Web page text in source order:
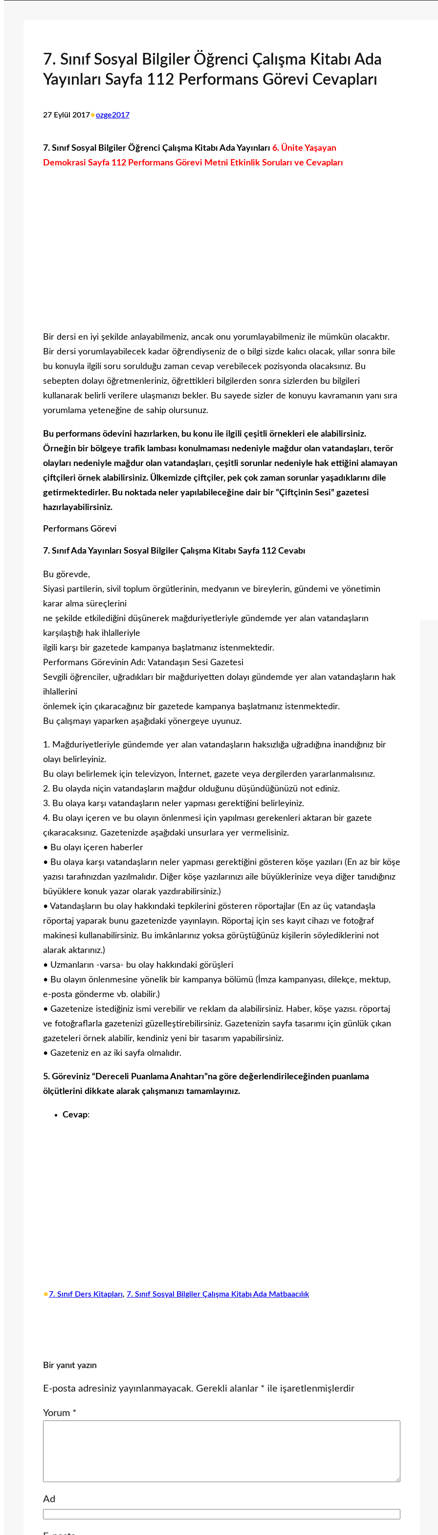
7. Sınıf Sosyal Bilgiler Öğrenci Çalışma Kitabı Ada
Yayınları Sayfa 112 Performans Görevi Cevapları
27 Eylül 2017•ozge2017
7. Sınıf Sosyal Bilgiler Öğrenci Çalışma Kitabı Ada Yayınları 6. Ünite Yaşayan
Demokrasi Sayfa 112 Performans Görevi Metni Etkinlik Soruları ve Cevapları
Bir dersi en iyi şekilde anlayabilmeniz, ancak onu yorumlayabilmeniz ile mümkün olacaktır.
Bir dersi yorumlayabilecek kadar öğrendiyseniz de o bilgi sizde kalıcı olacak, yıllar sonra bile
bu konuyla ilgili soru sorulduğu zaman cevap verebilecek pozisyonda olacaksınız. Bu
sebepten dolayı öğretmenleriniz, öğrettikleri bilgilerden sonra sizlerden bu bilgileri
kullanarak belirli verilere ulaşmanızı bekler. Bu sayede sizler de konuyu kavramanın yanı sıra
yorumlama yeteneğine de sahip olursunuz.
Bu performans ödevini hazırlarken, bu konu ile ilgili çeşitli örnekleri ele alabilirsiniz.
Örneğin bir bölgeye trafik lambası konulmaması nedeniyle mağdur olan vatandaşları, terör
olayları nedeniyle mağdur olan vatandaşları, çeşitli sorunlar nedeniyle hak ettiğini alamayan
çiftçileri örnek alabilirsiniz. Ülkemizde çiftçiler, pek çok zaman sorunlar yaşadıklarını dile
getirmektedirler. Bu noktada neler yapılabileceğine dair bir ”Çiftçinin Sesi” gazetesi
hazırlayabilirsiniz.
Performans Görevi
7. Sınıf Ada Yayınları Sosyal Bilgiler Çalışma Kitabı Sayfa 112 Cevabı
Bu görevde,
Siyasi partilerin, sivil toplum örgütlerinin, medyanın ve bireylerin, gündemi ve yönetimin
karar alma süreçlerini
ne şekilde etkilediğini düşünerek mağduriyetleriyle gündemde yer alan vatandaşların
karşılaştığı hak ihlalleriyle
ilgili karşı bir gazetede kampanya başlatmanız istenmektedir.
Performans Görevinin Adı: Vatandaşın Sesi Gazetesi
Sevgili öğrenciler, uğradıkları bir mağduriyetten dolayı gündemde yer alan vatandaşların hak
ihlallerini
önlemek için çıkaracağınız bir gazetede kampanya başlatmanız istenmektedir.
Bu çalışmayı yaparken aşağıdaki yönergeye uyunuz.
1. Mağduriyetleriyle gündemde yer alan vatandaşların haksızlığa uğradığına inandığınız bir
olayı belirleyiniz.
Bu olayı belirlemek için televizyon, İnternet, gazete veya dergilerden yararlanmalısınız.
2. Bu olayda niçin vatandaşların mağdur olduğunu düşündüğünüzü not ediniz.
3. Bu olaya karşı vatandaşların neler yapması gerektiğini belirleyiniz.
4. Bu olayı içeren ve bu olayın önlenmesi için yapılması gerekenleri aktaran bir gazete
çıkaracaksınız. Gazetenizde aşağıdaki unsurlara yer vermelisiniz.
• Bu olayı içeren haberler
• Bu olaya karşı vatandaşların neler yapması gerektiğini gösteren köşe yazıları (En az bir köşe
yazısı tarafınızdan yazılmalıdır. Diğer köşe yazılarınızı aile büyüklerinize veya diğer tanıdığınız
büyüklere konuk yazar olarak yazdırabilirsiniz.)
• Vatandaşların bu olay hakkındaki tepkilerini gösteren röportajlar (En az üç vatandaşla
röportaj yaparak bunu gazetenizde yayınlayın. Röportaj için ses kayıt cihazı ve fotoğraf
makinesi kullanabilirsiniz. Bu imkânlarınız yoksa görüştüğünüz kişilerin söylediklerini not
alarak aktarınız.)
• Uzmanların -varsa- bu olay hakkındaki görüşleri
• Bu olayın önlenmesine yönelik bir kampanya bölümü (İmza kampanyası, dilekçe, mektup,
e-posta gönderme vb. olabilir.)
• Gazetenize istediğiniz ismi verebilir ve reklam da alabilirsiniz. Haber, köşe yazısı. röportaj
ve fotoğraflarla gazetenizi güzelleştirebilirsiniz. Gazetenizin sayfa tasarımı için günlük çıkan
gazeteleri örnek alabilir, kendiniz yeni bir tasarım yapabilirsiniz.
• Gazeteniz en az iki sayfa olmalıdır.
5. Göreviniz “Dereceli Puanlama Anahtarı”na göre değerlendirileceğinden puanlama
ölçütlerini dikkate alarak çalışmanızı tamamlayınız.
Cevap:
•7. Sınıf Ders Kitapları, 7. Sınıf Sosyal Bilgiler Çalışma Kitabı Ada Matbaacılık
Bir yanıt yazın
E-posta adresiniz yayınlanmayacak. Gerekli alanlar * ile işaretlenmişlerdir
Yorum *
Ad